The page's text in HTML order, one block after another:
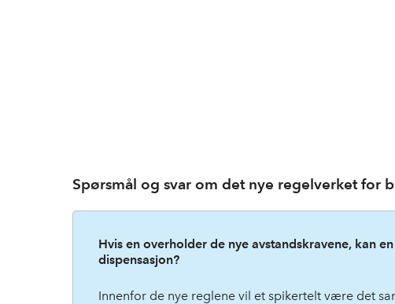
Spørsmål og svar om det nye regelverket for
Hvis en overholder de nye avstandskravene, kan
dispensasjon?
Innenfor de nye reglene vil et spikertelt være det